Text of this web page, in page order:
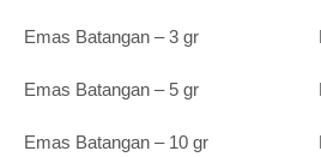
Emas Batangan – 3 gr Rp
Emas Batangan – 5 gr Rp
Emas Batangan – 10 gr Rp